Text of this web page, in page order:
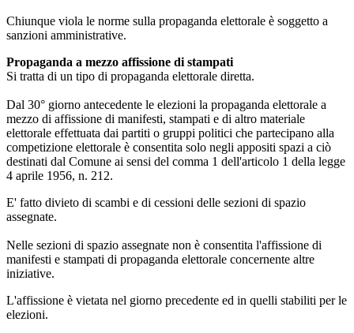
Chiunque viola le norme sulla propaganda elettorale è soggetto a
sanzioni amministrative.
Propaganda a mezzo affissione di stampati
Si tratta di un tipo di propaganda elettorale diretta.
Dal 30° giorno antecedente le elezioni la propaganda elettorale a
mezzo di affissione di manifesti, stampati e di altro materiale
elettorale effettuata dai partiti o gruppi politici che partecipano alla
competizione elettorale è consentita solo negli appositi spazi a ciò
destinati dal Comune ai sensi del comma 1 dell'articolo 1 della legge
4 aprile 1956, n. 212.
E' fatto divieto di scambi e di cessioni delle sezioni di spazio
assegnate.
Nelle sezioni di spazio assegnate non è consentita l'affissione di
manifesti e stampati di propaganda elettorale concernente altre
iniziative.
L'affissione è vietata nel giorno precedente ed in quelli stabiliti per le
elezioni.